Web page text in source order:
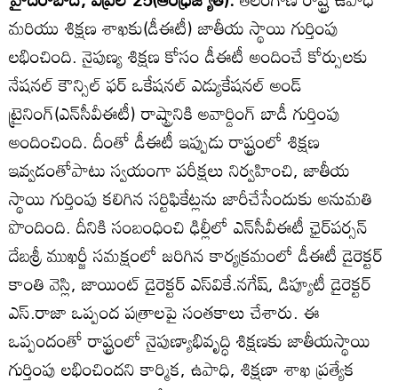
మరియు శిక్షణ శాఖకు(డీఈటీ) జాతీయ స్థాయి గుర్తింపు
లభించింది. నైపుణ్య శిక్షణ కోసం డీఈటీ అందించే కోర్సులకు
నేషనల్‌ కౌన్సిల్‌ ఫర్‌ ఒకేషనల్‌ ఎడ్యుకేషనల్‌ అండ్‌
ట్రైనింగ్‌(ఎన్‌సీవీఈటీ) రాష్ట్రానికి అవార్డింగ్‌ బాడీ గుర్తింపు
అందించింది. దీంతో డీఈటీ ఇప్పుడు రాష్ట్రంలో శిక్షణ
ఇవ్వడంతోపాటు స్వయంగా పరీక్షలు నిర్వహించి, జాతీయ
స్థాయి గుర్తింపు కలిగిన సర్టిఫికేట్లను జారీచేసేందుకు అనుమతి
పొందింది. దీనికి సంబంధించి ఢిల్లీలో ఎన్‌సీవీఈటీ ఛైర్‌పర్సన్‌
దేబశ్రీ ముఖర్జీ సమక్షంలో జరిగిన కార్యక్రమంలో డీఈటీ డైరెక్టర్‌
కాంతి వెస్లి, జాయింట్‌ డైరెక్టర్‌ ఎస్‌వికే.నగేష్‌, డిప్యూటీ డైరెక్టర్‌
ఎస్‌.రాజా ఒప్పంద పత్రాలపై సంతకాలు చేశారు. ఈ
ఒప్పందంతో రాష్ట్రంలో నైపుణ్యాభివృద్ధి శిక్షణకు జాతీయస్థాయి
గుర్తింపు లభించిందని కార్మిక, ఉపాధి, శిక్షణా శాఖ ప్రత్యేక